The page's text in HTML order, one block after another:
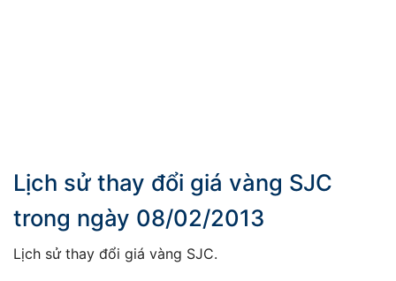
Lịch sử thay đổi giá vàng SJC
trong ngày 08/02/2013
Lịch sử thay đổi giá vàng SJC.